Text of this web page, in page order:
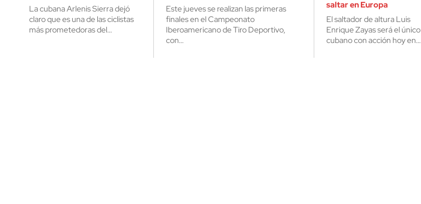
La cubana Arlenis Sierra dejó
claro que es una de las ciclistas
más prometedoras del…
Este jueves se realizan las primeras
finales en el Campeonato
Iberoamericano de Tiro Deportivo,
con…
saltar en Europa
El saltador de altura Luis
Enrique Zayas será el único
cubano con acción hoy en…